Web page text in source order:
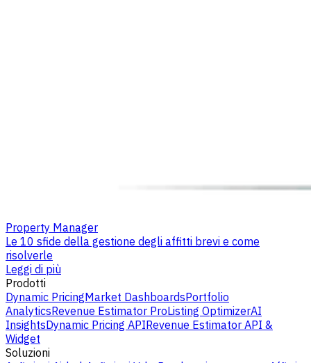
Property Manager
Le 10 sfide della gestione degli affitti brevi e come
risolverle
Leggi di più
Prodotti
Dynamic PricingMarket DashboardsPortfolio
AnalyticsRevenue Estimator ProListing OptimizerAI
InsightsDynamic Pricing APIRevenue Estimator API &
Widget
Soluzioni